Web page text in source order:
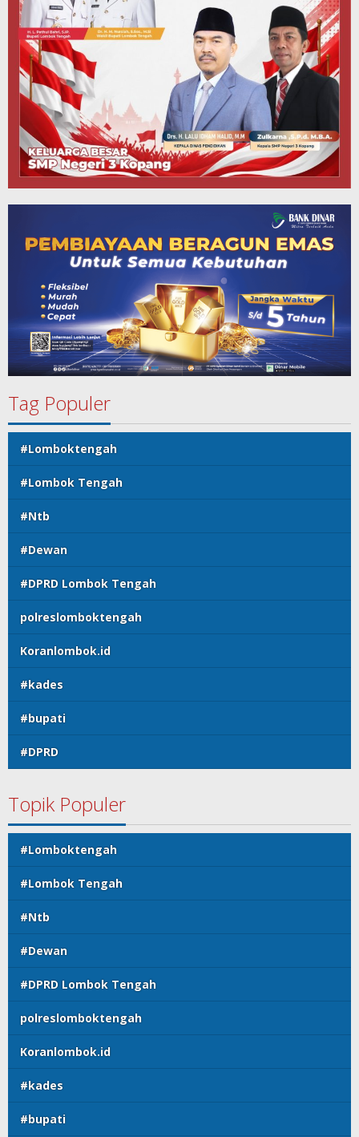
Tag Populer
#Lomboktengah
#Lombok Tengah
#Ntb
#Dewan
#DPRD Lombok Tengah
polreslomboktengah
Koranlombok.id
#kades
#bupati
#DPRD
Topik Populer
#Lomboktengah
#Lombok Tengah
#Ntb
#Dewan
#DPRD Lombok Tengah
polreslomboktengah
Koranlombok.id
#kades
#bupati